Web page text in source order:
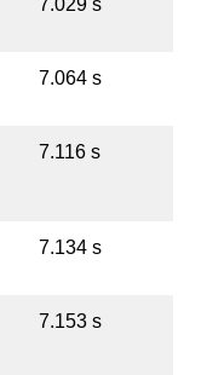
7.029 s
7.064 s
7.116 s
7.134 s
7.153 s